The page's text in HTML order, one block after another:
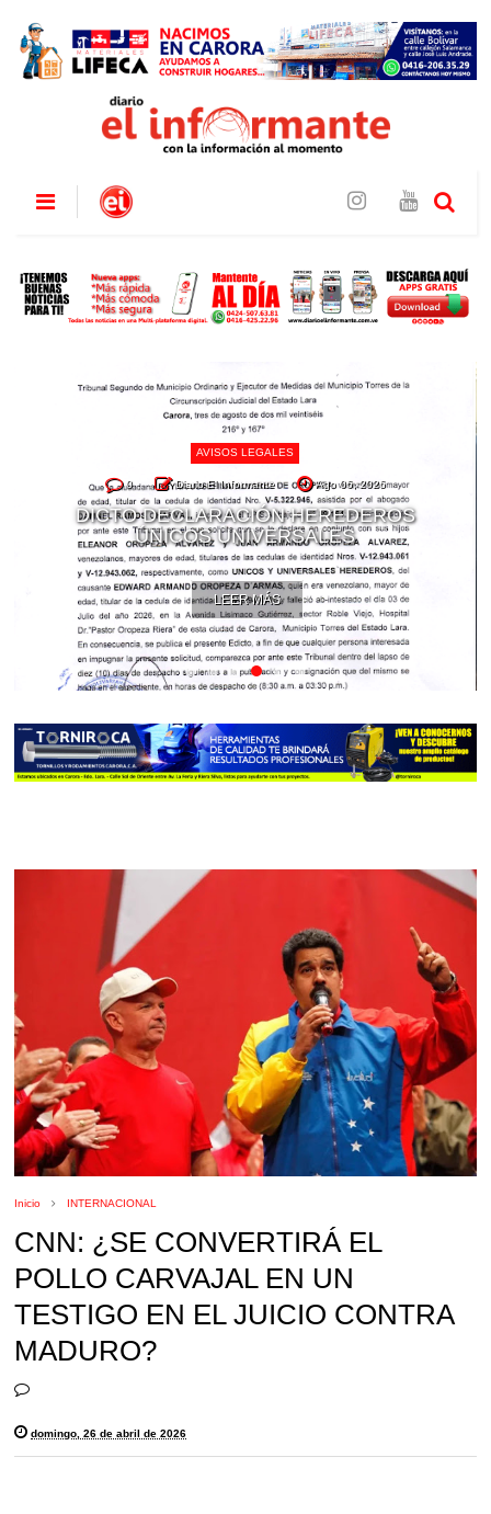
AVISOS LEGALES
0 Diario El Informante Ago 06, 2026
DICTO DECLARACIÓN HEREDEROS
ÚNICOS UNIVERSALES
LEER MÁS
Inicio INTERNACIONAL
CNN: ¿SE CONVERTIRÁ EL
POLLO CARVAJAL EN UN
TESTIGO EN EL JUICIO CONTRA
MADURO?
domingo, 26 de abril de 2026